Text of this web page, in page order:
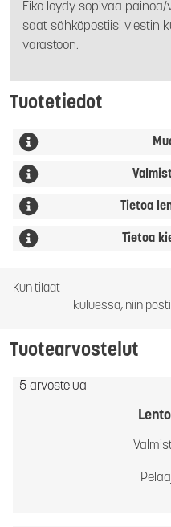
Eikö löydy sopivaa
saat sähköpostiisi viestin
varastoon.
Tuotetiedot
Tietoa
Tietoa
Kun tilaat
kuluessa, niin
Tuotearvostelut
5 arvostelua